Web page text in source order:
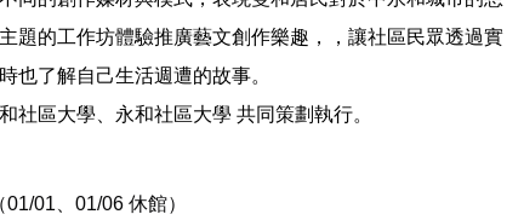
題的工作坊體驗推廣藝文創作樂趣，，讓社區民眾透過實
也了解自己生活週遭的故事。
社區大學、永和社區大學 共同策劃執行。
01、01/06 休館）